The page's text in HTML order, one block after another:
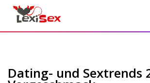
Dating- und Sextrends